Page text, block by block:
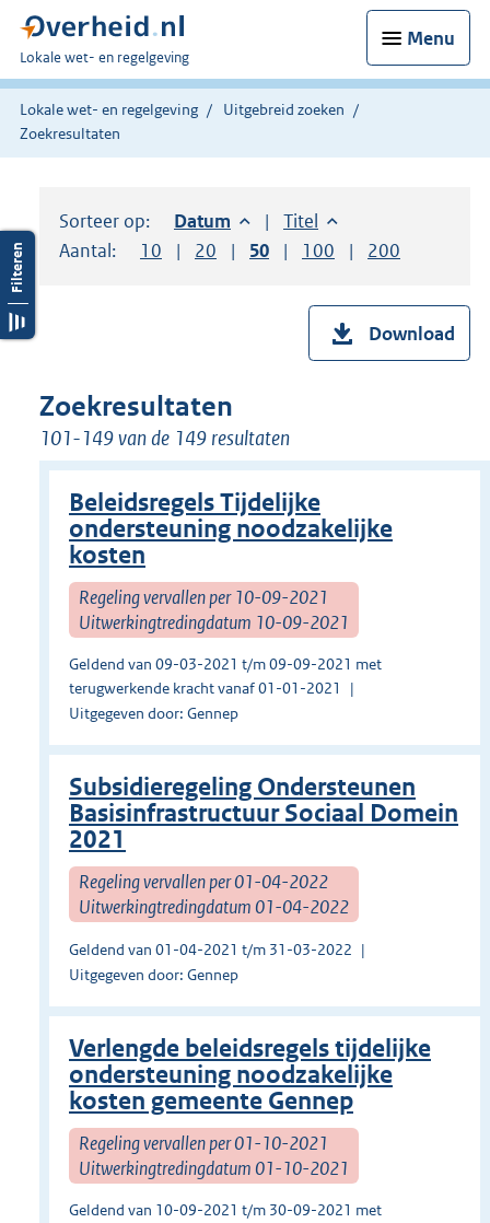
Menu
U
bent
hier:
Lokale wet- en regelgeving
Lokale wet- en regelgeving
Uitgebreid zoeken
Zoekresultaten
Sorteer op: Sorteer op:
Datum aflopendSorteer op:
Titel oplopend
Aantal:
Toon
10 resultaten per pagina
Toon
20 resultaten per pagina
Toon
50 resultaten per pagina
Toon
100 resultaten per
Toon
200
Download
Zoekresultaten
101-149 van de 149 resultaten
Beleidsregels Tijdelijke
ondersteuning noodzakelijke
kosten
Regeling vervallen per 10-09-2021
Uitwerkingtredingdatum 10-09-2021
Geldend van 09-03-2021 t/m 09-09-2021 met
terugwerkende kracht vanaf 01-01-2021
Uitgegeven door: Gennep
Subsidieregeling Ondersteunen
Basisinfrastructuur Sociaal Domein
2021
Regeling vervallen per 01-04-2022
Uitwerkingtredingdatum 01-04-2022
Geldend van 01-04-2021 t/m 31-03-2022
Uitgegeven door: Gennep
Verlengde beleidsregels tijdelijke
ondersteuning noodzakelijke
kosten gemeente Gennep
Regeling vervallen per 01-10-2021
Uitwerkingtredingdatum 01-10-2021
Geldend van 10-09-2021 t/m 30-09-2021 met